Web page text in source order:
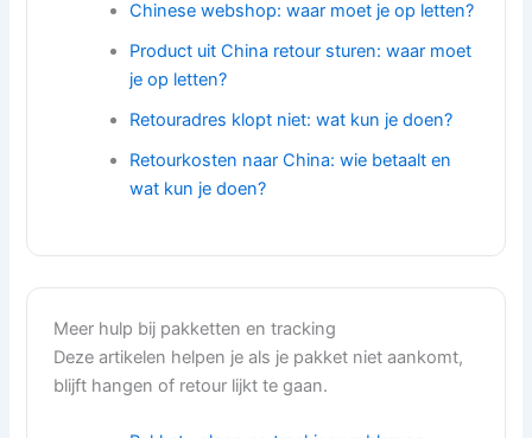
Chinese webshop: waar moet je op letten?
Product uit China retour sturen: waar moet
je op letten?
Retouradres klopt niet: wat kun je doen?
Retourkosten naar China: wie betaalt en
wat kun je doen?
Meer hulp bij pakketten en tracking
Deze artikelen helpen je als je pakket niet aankomt,
blijft hangen of retour lijkt te gaan.